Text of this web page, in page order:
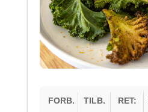
FORB.
TILB.
RET: